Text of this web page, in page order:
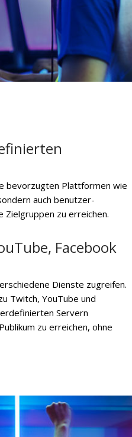
bevorzugten Plattformen wie
auch benutzer-
zu erreichen.
Facebook
Dienste zugreifen.
Twitch, YouTube und
Servern
zu erreichen, ohne